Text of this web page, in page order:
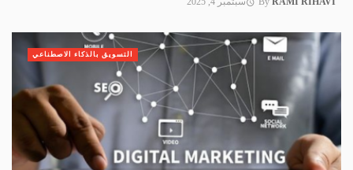
التسويق بالذكاء الاصطناعي